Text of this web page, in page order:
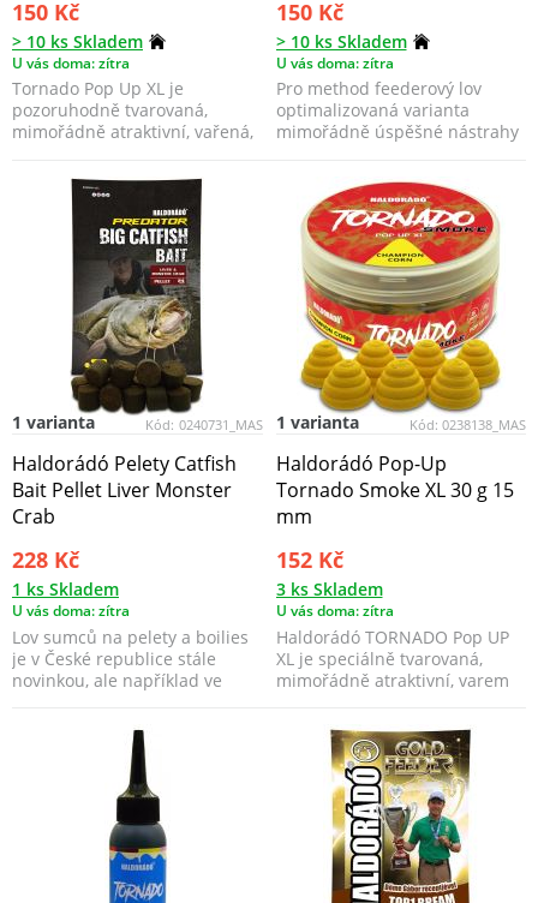
150 Kč
> 10 ks Skladem
U vás doma: zítra
Tornado Pop Up XL je
pozoruhodně tvarovaná,
mimořádně atraktivní, vařená,
150 Kč
> 10 ks Skladem
U vás doma: zítra
Pro method feederový lov
optimalizovaná varianta
mimořádně úspěšné nástrahy
Kód: 0240731_MAS
1 varianta
Haldorádó Pelety Catfish
Bait Pellet Liver Monster
Crab
228 Kč
1 ks Skladem
U vás doma: zítra
Lov sumců na pelety a boilies
je v České republice stále
novinkou, ale například ve
Kód: 0238138_MAS
1 varianta
Haldorádó Pop-Up
Tornado Smoke XL 30 g 15
mm
152 Kč
3 ks Skladem
U vás doma: zítra
Haldorádó TORNADO Pop UP
XL je speciálně tvarovaná,
mimořádně atraktivní, varem